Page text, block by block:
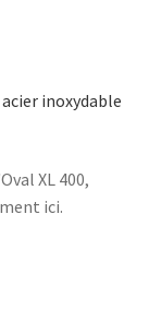
inoxydable
XL 400,
ici.